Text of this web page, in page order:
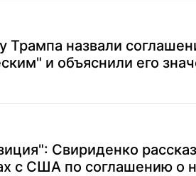
Трампа назвали
и объяснили его
Свириденко
с США по соглашению о